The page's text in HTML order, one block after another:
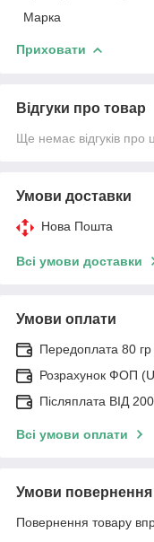
Марка
Приховати
Відгуки про товар
Ще немає відгуків про
Умови доставки
Нова Пошта
Всі умови доставки
Умови оплати
Передоплата 80
Розрахунок ФОП
Післяплата ВІД
Всі умови оплати
Умови повернення
Повернення товару